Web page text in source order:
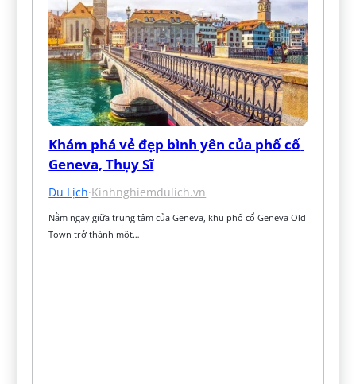
Khám phá vẻ đẹp bình yên của phố cổ
Geneva, Thụy Sĩ
Du Lịch·Kinhnghiemdulich.vn
Nằm ngay giữa trung tâm của Geneva, khu phố cổ Geneva Old
Town trở thành một…